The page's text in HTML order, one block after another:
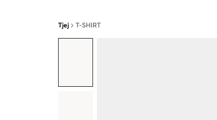
Tjej T-SHIRT